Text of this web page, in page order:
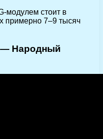
модулем стоит в
примерно 7–9 тысяч
— Народный